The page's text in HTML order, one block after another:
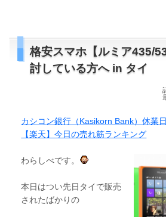
格安スマホ【ルミア435/
討している方へ in タイ
カシコン銀行（Kasikorn Bank）休業
【楽天】今日の売れ筋ランキング
わらしべです。
本日はつい先日タイで販売
されたばかりの